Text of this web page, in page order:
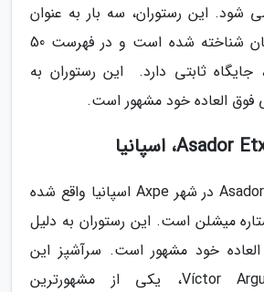
شود. این رستوران، سه بار به عنوان
بهترین رستوران جهان شناخته شده است و در فهرست 50
جایگاه ثابتی دارد. این رستوران به
فوق العاده خود مشهور است.
رستوران Asador Etxebarri در شهر Axpe اسپانیا واقع شده
میشلن است. این رستوران به دلیل
خود مشهور است. سرآشپز این
رستوران، Víctor Arguinzoniz، یکی از مشهورترین